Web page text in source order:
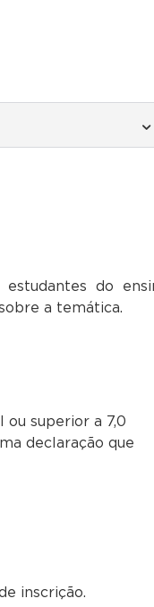
do
a temática.
ou superior a 7,0
declaração que
inscrição.